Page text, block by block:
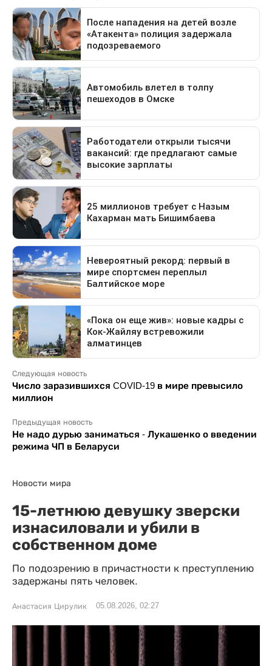
Следующая новость
Число заразившихся COVID-19 в мире превысило
миллион
Предыдущая новость
Не надо дурью заниматься - Лукашенко о введении
режима ЧП в Беларуси
Новости мира
15-летнюю девушку зверски
изнасиловали и убили в
собственном доме
По подозрению в причастности к преступлению
задержаны пять человек.
Анастасия Цирулик 05.08.2026, 02:27